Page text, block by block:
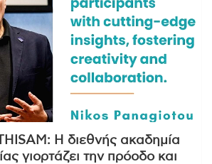
Η διεθνής ακαδημία
γιορτάζει την πρόοδο και